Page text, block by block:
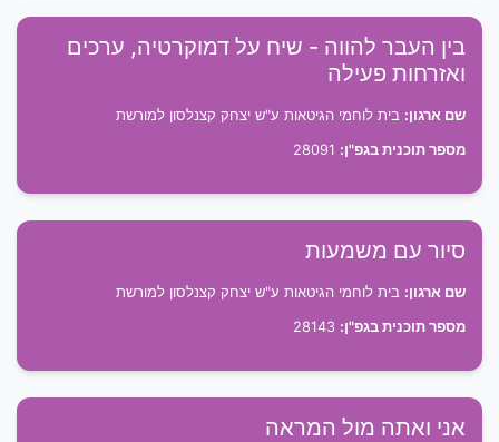
בין העבר להווה - שיח על דמוקרטיה, ערכים
ואזרחות פעילה
שם ארגון: בית לוחמי הגיטאות ע"ש יצחק קצנלסון למורשת
מספר תוכנית בגפ"ן:
סיור עם משמעות
שם ארגון: בית לוחמי הגיטאות ע"ש יצחק קצנלסון למורשת
מספר תוכנית בגפ"ן:
אני ואתה מול המראה